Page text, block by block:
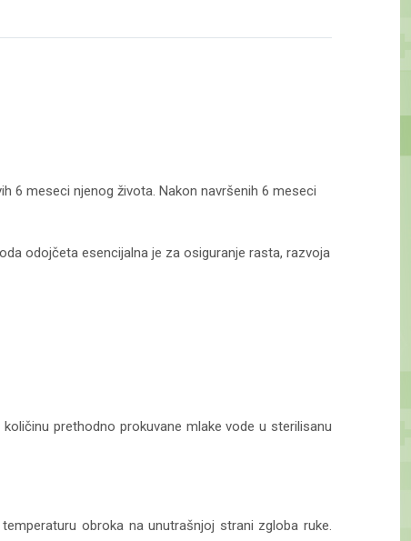
6 meseci njenog života. Nakon navršenih 6 meseci
odojčeta esencijalna je za osiguranje rasta, razvoja
prethodno prokuvane mlake vode u sterilisanu
obroka na unutrašnjoj strani zgloba ruke.